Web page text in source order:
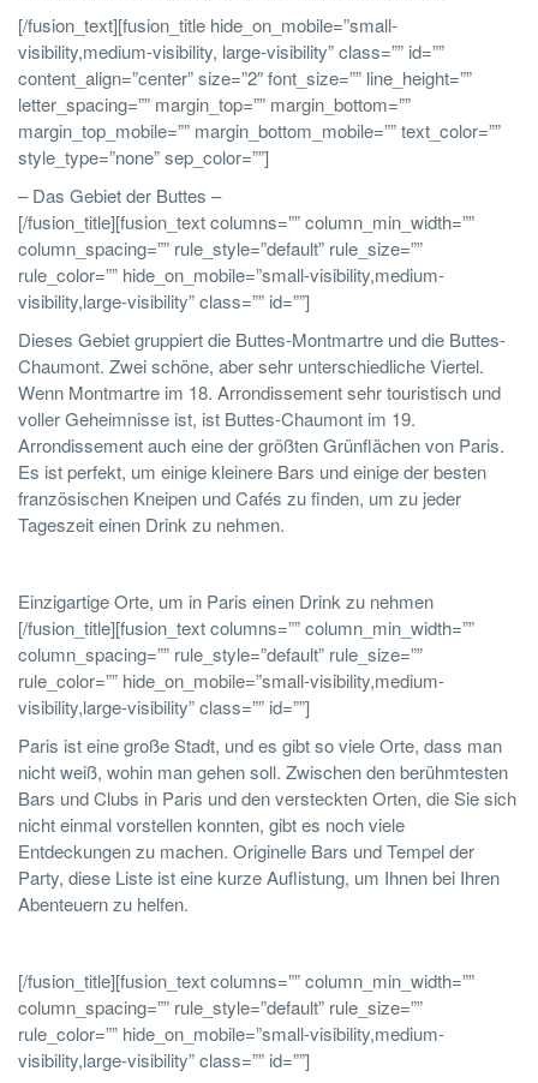
[/fusion_text][fusion_title hide_on_mobile=”small-
visibility,medium-visibility, large-visibility” class=”” id=””
content_align=”center” size=”2″ font_size=”” line_height=””
letter_spacing=”” margin_top=”” margin_bottom=””
margin_top_mobile=”” margin_bottom_mobile=”” text_color=””
style_type=”none” sep_color=””]
– Das Gebiet der Buttes –
[/fusion_title][fusion_text columns=”” column_min_width=””
column_spacing=”” rule_style=”default” rule_size=””
rule_color=”” hide_on_mobile=”small-visibility,medium-
visibility,large-visibility” class=”” id=””]
Dieses Gebiet gruppiert die Buttes-Montmartre und die Buttes-
Chaumont. Zwei schöne, aber sehr unterschiedliche Viertel.
Wenn Montmartre im 18. Arrondissement sehr touristisch und
voller Geheimnisse ist, ist Buttes-Chaumont im 19.
Arrondissement auch eine der größten Grünflächen von Paris.
Es ist perfekt, um einige kleinere Bars und einige der besten
französischen Kneipen und Cafés zu finden, um zu jeder
Tageszeit einen Drink zu nehmen.
Einzigartige Orte, um in Paris einen Drink zu nehmen
[/fusion_title][fusion_text columns=”” column_min_width=””
column_spacing=”” rule_style=”default” rule_size=””
rule_color=”” hide_on_mobile=”small-visibility,medium-
visibility,large-visibility” class=”” id=””]
Paris ist eine große Stadt, und es gibt so viele Orte, dass man
nicht weiß, wohin man gehen soll. Zwischen den berühmtesten
Bars und Clubs in Paris und den versteckten Orten, die Sie sich
nicht einmal vorstellen konnten, gibt es noch viele
Entdeckungen zu machen. Originelle Bars und Tempel der
Party, diese Liste ist eine kurze Auflistung, um Ihnen bei Ihren
Abenteuern zu helfen.
[/fusion_title][fusion_text columns=”” column_min_width=””
column_spacing=”” rule_style=”default” rule_size=””
rule_color=”” hide_on_mobile=”small-visibility,medium-
visibility,large-visibility” class=”” id=””]